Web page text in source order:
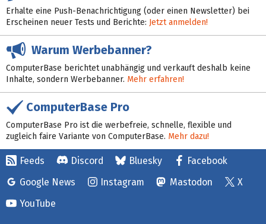
Erhalte eine Push-Benachrichtigung (oder einen Newsletter) bei
Erscheinen neuer Tests und Berichte: Jetzt anmelden!
Warum Werbebanner?
ComputerBase berichtet unabhängig und verkauft deshalb keine
Inhalte, sondern Werbebanner. Mehr erfahren!
ComputerBase Pro
ComputerBase Pro ist die werbefreie, schnelle, flexible und
zugleich faire Variante von ComputerBase. Mehr dazu!
Feeds Discord Bluesky
Facebook
Google News
Instagram Mastodon
X
YouTube